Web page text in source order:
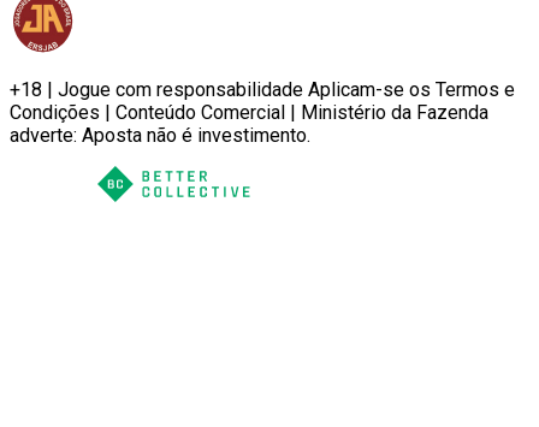
+18 | Jogue com responsabilidade Aplicam-se os Termos e
Condições | Conteúdo Comercial | Ministério da Fazenda
adverte: Aposta não é investimento.